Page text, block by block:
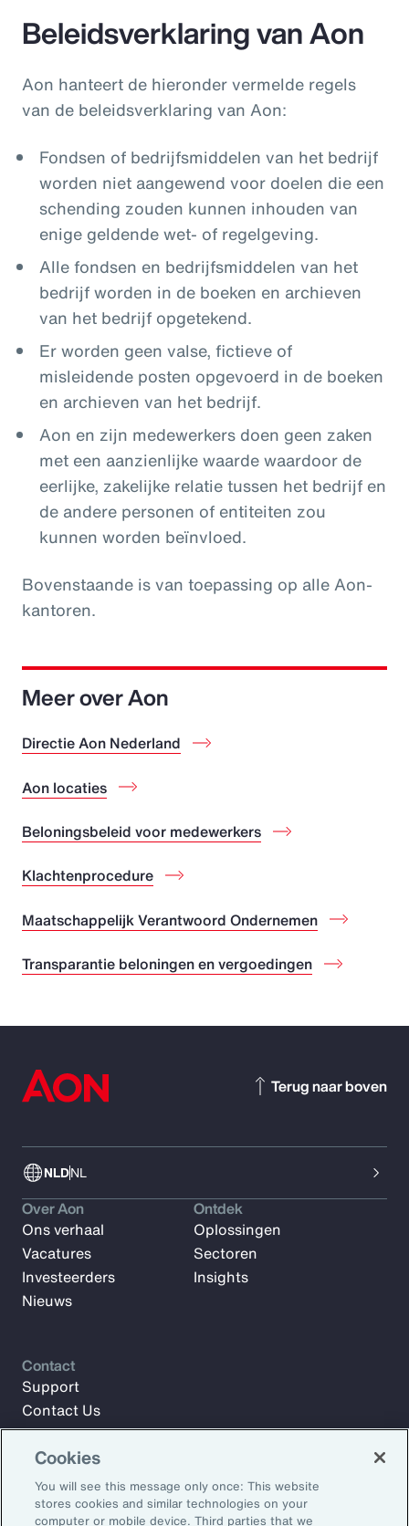
Beleidsverklaring van Aon
Aon hanteert de hieronder vermelde regels
van de beleidsverklaring van Aon:
Fondsen of bedrijfsmiddelen van het bedrijf
worden niet aangewend voor doelen die een
schending zouden kunnen inhouden van
enige geldende wet- of regelgeving.
Alle fondsen en bedrijfsmiddelen van het
bedrijf worden in de boeken en archieven
van het bedrijf opgetekend.
Er worden geen valse, fictieve of
misleidende posten opgevoerd in de boeken
en archieven van het bedrijf.
Aon en zijn medewerkers doen geen zaken
met een aanzienlijke waarde waardoor de
eerlijke, zakelijke relatie tussen het bedrijf en
de andere personen of entiteiten zou
kunnen worden beïnvloed.
Bovenstaande is van toepassing op alle Aon-
kantoren.
Meer over Aon
Directie Aon Nederland
Aon locaties
Beloningsbeleid voor medewerkers
Klachtenprocedure
Maatschappelijk Verantwoord Ondernemen
Transparantie beloningen en vergoedingen
NLDNL
Terug naar boven
artikelen, rapporten en updates van ons team van experts.
Over Aon
Ons verhaal
Vacatures
Investeerders
Nieuws
Ontdek
Oplossingen
Sectoren
Insights
Contact
Support
Contact Us
Cookies
You will see this message only once: This website
stores cookies and similar technologies on your
computer or mobile device. Third parties that we